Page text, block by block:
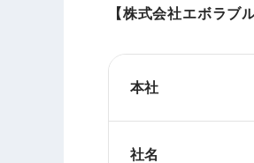
【株式会社エボラブ
本社
社名